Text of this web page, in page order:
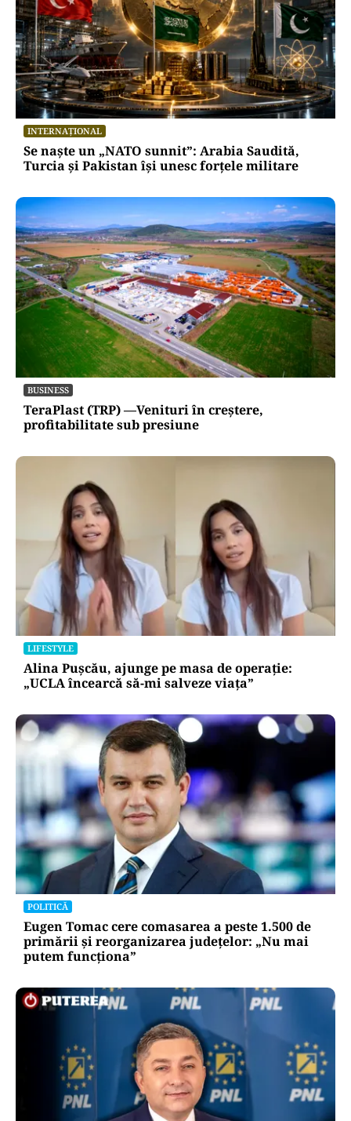
INTERNAȚIONAL
Se naște un „NATO sunnit”: Arabia Saudită,
Turcia și Pakistan își unesc forțele militare
BUSINESS
TeraPlast (TRP) —Venituri în creștere,
profitabilitate sub presiune
LIFESTYLE
Alina Pușcău, ajunge pe masa de operație:
„UCLA încearcă să-mi salveze viața”
POLITICĂ
Eugen Tomac cere comasarea a peste 1.500 de
primării și reorganizarea județelor: „Nu mai
putem funcționa”